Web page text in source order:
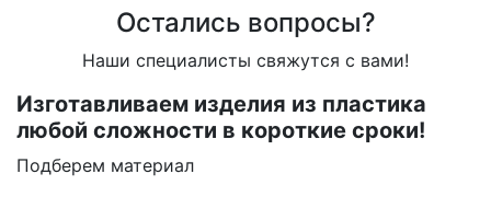
Остались вопросы?
Наши специалисты свяжутся с вами!
Изготавливаем изделия из пластика
любой сложности в короткие сроки!
Подберем материал